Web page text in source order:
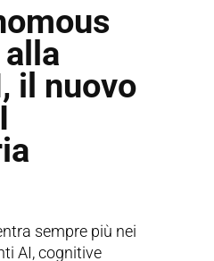
il nuovo
sempre più nei
AI, cognitive